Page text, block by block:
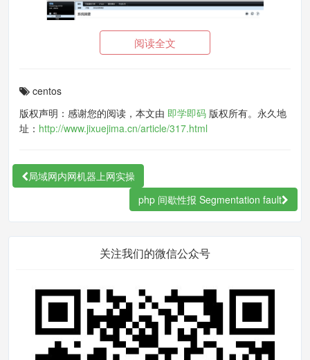
OMSA截图界面如下
OMSA安装
安装比较简单，直接使用如下命令就可以了。
阅读全文
centos
版权声明：感谢您的阅读，本文由 即学即码 版权所有。永久地
址： http://www.jixuejima.cn/article/317.html
局域网内网机器上网实操
php 间歇性报 Segmentation fault
关注我们的微信公众号